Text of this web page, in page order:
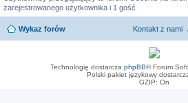
zarejestrowanego użytkownika i 1 gość
Wykaz forów Kontakt z nami
Technologię dostarcza phpBB® Forum
Polski pakiet językowy
GZIP: On